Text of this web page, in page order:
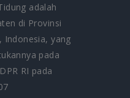
adalah
di Provinsi
Indonesia, yang
pada
RI pada